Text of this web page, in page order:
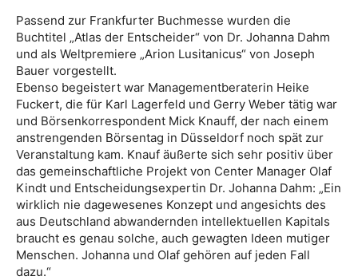
Passend zur Frankfurter Buchmesse wurden die
Buchtitel „Atlas der Entscheider“ von Dr. Johanna Dahm
und als Weltpremiere „Arion Lusitanicus“ von Joseph
Bauer vorgestellt.
Ebenso begeistert war Managementberaterin Heike
Fuckert, die für Karl Lagerfeld und Gerry Weber tätig war
und Börsenkorrespondent Mick Knauff, der nach einem
anstrengenden Börsentag in Düsseldorf noch spät zur
Veranstaltung kam. Knauf äußerte sich sehr positiv über
das gemeinschaftliche Projekt von Center Manager Olaf
Kindt und Entscheidungsexpertin Dr. Johanna Dahm: „Ein
wirklich nie dagewesenes Konzept und angesichts des
aus Deutschland abwandernden intellektuellen Kapitals
braucht es genau solche, auch gewagten Ideen mutiger
Menschen. Johanna und Olaf gehören auf jeden Fall
dazu.“